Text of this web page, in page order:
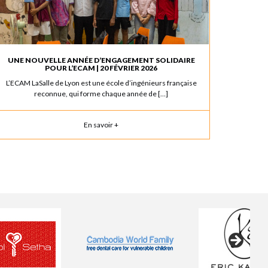
UNE NOUVELLE ANNÉE D’ENGAGEMENT SOLIDAIRE
POUR L’ECAM | 20 FÉVRIER 2026
L’ECAM LaSalle de Lyon est une école d’ingénieurs française
reconnue, qui forme chaque année de […]
En savoir +